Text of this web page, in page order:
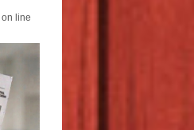
on line